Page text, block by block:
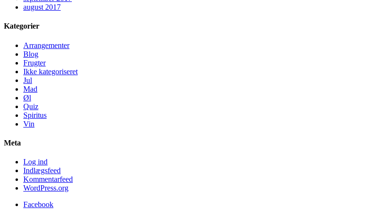
august 2017
Kategorier
Arrangementer
Blog
Frugter
Ikke kategoriseret
Jul
Mad
Øl
Quiz
Spiritus
Vin
Meta
Log ind
Indlægsfeed
Kommentarfeed
WordPress.org
Facebook